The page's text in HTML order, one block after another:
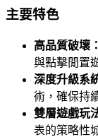
主要特色
高品質破壞：
與點擊閒置
深度升級系
術，確保持
雙層遊戲玩
表的策略性